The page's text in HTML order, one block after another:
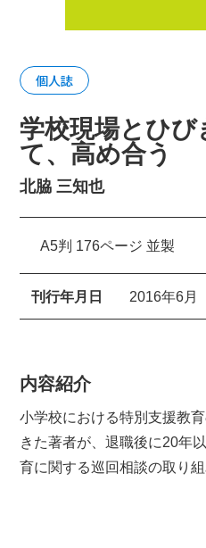
個人誌
学校現場とひび
て、高め合う
北脇 三知也
A5判 176ページ 並製
刊行年月日 2016年6月
内容紹介
小学校における特別支援教
きた著者が、退職後に20年
育に関する巡回相談の取り組